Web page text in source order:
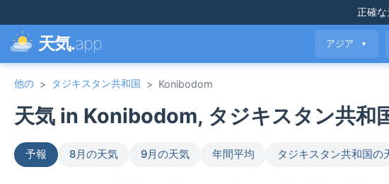
正確
天気.app アジア ▼
他の > タジキスタン共和国 > Konibodom
天気 in Konibodom, タジキスタン共
予報 8月の天気 9月の天気 年間平均 タジキスタン共和国の